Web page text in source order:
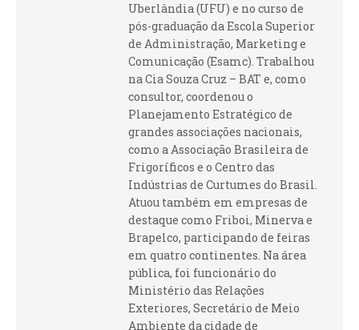
Uberlândia (UFU) e no curso de
pós-graduação da Escola Superior
de Administração, Marketing e
Comunicação (Esamc). Trabalhou
na Cia Souza Cruz – BAT e, como
consultor, coordenou o
Planejamento Estratégico de
grandes associações nacionais,
como a Associação Brasileira de
Frigoríficos e o Centro das
Indústrias de Curtumes do Brasil.
Atuou também em empresas de
destaque como Friboi, Minerva e
Brapelco, participando de feiras
em quatro continentes. Na área
pública, foi funcionário do
Ministério das Relações
Exteriores, Secretário de Meio
Ambiente da cidade de